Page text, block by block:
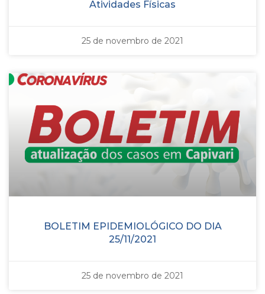
Atividades Físicas
25 de novembro de 2021
BOLETIM EPIDEMIOLÓGICO DO DIA
25/11/2021
25 de novembro de 2021